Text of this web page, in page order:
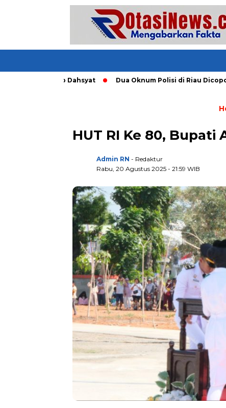
Tornado Dahsyat Dua Oknum Polisi di Riau Dicopot usai
HUT RI Ke 80,
Admin RN - Redaktur
Rabu, 20 Agustus 2025 - 21:59 WIB